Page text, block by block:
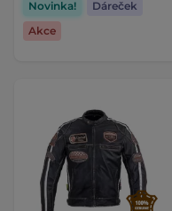
Novinka!
Dáreček
Akce